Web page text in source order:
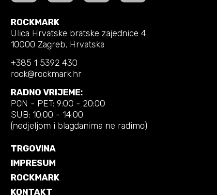
ROCKMARK
Ulica Hrvatske bratske zajednice 4
10000 Zagreb, Hrvatska
+385 1 5392 430
rock@rockmark.hr
RADNO VRIJEME:
PON - PET: 9:00 - 20:00
SUB: 10:00 - 14:00
(nedjeljom i blagdanima ne radimo)
TRGOVINA
IMPRESUM
ROCKMARK
KONTAKT